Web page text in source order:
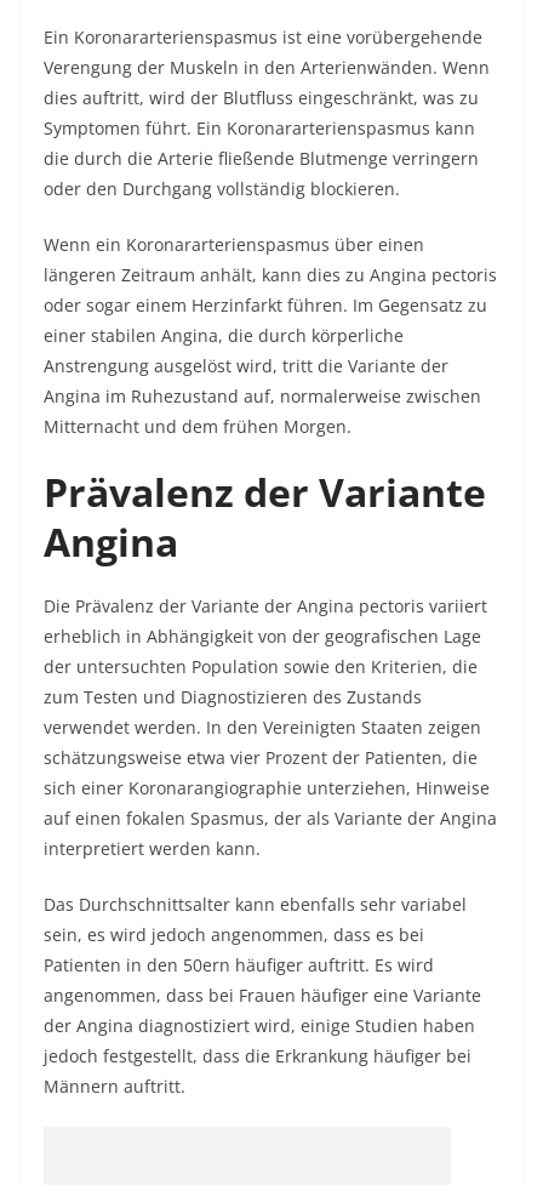
Ein Koronararterienspasmus ist eine vorübergehende
Verengung der Muskeln in den Arterienwänden. Wenn
dies auftritt, wird der Blutfluss eingeschränkt, was zu
Symptomen führt. Ein Koronararterienspasmus kann
die durch die Arterie fließende Blutmenge verringern
oder den Durchgang vollständig blockieren.
Wenn ein Koronararterienspasmus über einen
längeren Zeitraum anhält, kann dies zu Angina pectoris
oder sogar einem Herzinfarkt führen. Im Gegensatz zu
einer stabilen Angina, die durch körperliche
Anstrengung ausgelöst wird, tritt die Variante der
Angina im Ruhezustand auf, normalerweise zwischen
Mitternacht und dem frühen Morgen.
Prävalenz der Variante
Angina
Die Prävalenz der Variante der Angina pectoris variiert
erheblich in Abhängigkeit von der geografischen Lage
der untersuchten Population sowie den Kriterien, die
zum Testen und Diagnostizieren des Zustands
verwendet werden. In den Vereinigten Staaten zeigen
schätzungsweise etwa vier Prozent der Patienten, die
sich einer Koronarangiographie unterziehen, Hinweise
auf einen fokalen Spasmus, der als Variante der Angina
interpretiert werden kann.
Das Durchschnittsalter kann ebenfalls sehr variabel
sein, es wird jedoch angenommen, dass es bei
Patienten in den 50ern häufiger auftritt. Es wird
angenommen, dass bei Frauen häufiger eine Variante
der Angina diagnostiziert wird, einige Studien haben
jedoch festgestellt, dass die Erkrankung häufiger bei
Männern auftritt.